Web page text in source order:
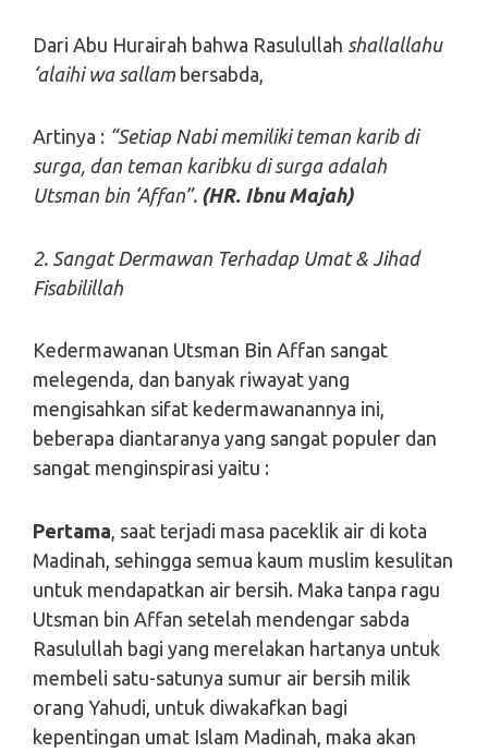
Dari Abu Hurairah bahwa Rasulullah shallallahu
‘alaihi wa sallam bersabda,
Artinya : “Setiap Nabi memiliki teman karib di
surga, dan teman karibku di surga adalah
Utsman bin ‘Affan”. (HR. Ibnu Majah)
2. Sangat Dermawan Terhadap Umat & Jihad
Fisabilillah
Kedermawanan Utsman Bin Affan sangat
melegenda, dan banyak riwayat yang
mengisahkan sifat kedermawanannya ini,
beberapa diantaranya yang sangat populer dan
sangat menginspirasi yaitu :
Pertama , saat terjadi masa paceklik air di kota
Madinah, sehingga semua kaum muslim kesulitan
untuk mendapatkan air bersih. Maka tanpa ragu
Utsman bin Affan setelah mendengar sabda
Rasulullah bagi yang merelakan hartanya untuk
membeli satu-satunya sumur air bersih milik
orang Yahudi, untuk diwakafkan bagi
kepentingan umat Islam Madinah, maka akan